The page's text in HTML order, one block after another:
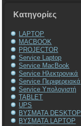
Kατηγορίες
LAPTOP
MACBOOK
PROJECTOR
Service Laptop
Service MacBook
Service Ηλεκτρονικά
Service Περιφερειακά
Service Υπολογιστή
TABLET
UPS
ΒΥΣΜΑΤΑ DESKTOP
ΒΥΣΜΑΤΑ LAPTOP